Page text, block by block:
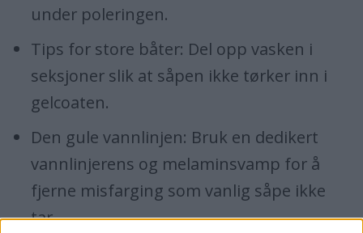
under poleringen.
Tips for store båter: Del opp vasken i
seksjoner slik at såpen ikke tørker inn i
gelcoaten.
Den gule vannlinjen: Bruk en dedikert
vannlinjerens og melaminsvamp for å
fjerne misfarging som vanlig såpe ikke
tar.